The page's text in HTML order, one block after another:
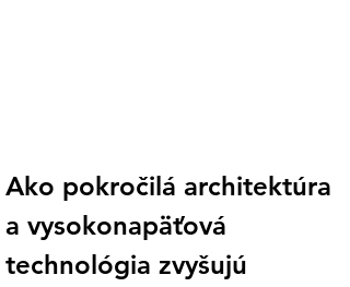
čase cez intuitívnu mobilnú aplikáciu
prehľad o svojich investíciách a
energetických tokoch priamo vo vrecku.
Ako pokročilá architektúra
a vysokonapäťová
technológia zvyšujú